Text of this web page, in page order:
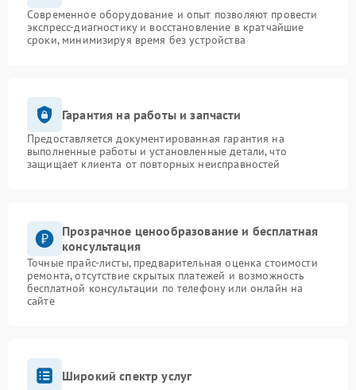
Современное оборудование и опыт позволяют провести
экспресс-диагностику и восстановление в кратчайшие
сроки, минимизируя время без устройства
Гарантия на работы и запчасти
Предоставляется документированная гарантия на
выполненные работы и установленные детали, что
защищает клиента от повторных неисправностей
Прозрачное ценообразование и бесплатная
консультация
Точные прайс-листы, предварительная оценка стоимости
ремонта, отсутствие скрытых платежей и возможность
бесплатной консультации по телефону или онлайн на
сайте
Широкий спектр услуг